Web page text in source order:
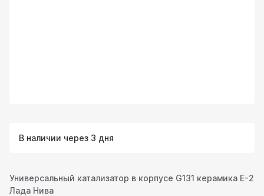
В наличии через 3 дня
Универсальный катализатор в корпусе G131 керамика Е-2
Лада Нива